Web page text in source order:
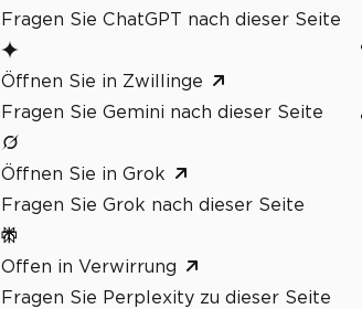
Fragen Sie ChatGPT nach dieser Seite
Öffnen Sie in Zwillinge
Fragen Sie Gemini nach dieser Seite
Öffnen Sie in Grok
Fragen Sie Grok nach dieser Seite
Offen in Verwirrung
Fragen Sie Perplexity zu dieser Seite